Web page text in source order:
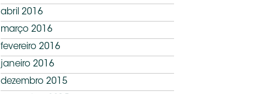
abril 2016
março 2016
fevereiro 2016
janeiro 2016
dezembro 2015